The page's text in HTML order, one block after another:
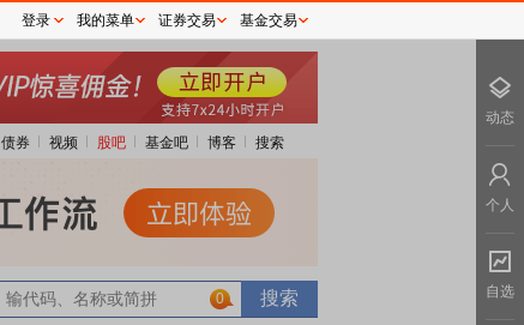
债券 视频 股吧 基金吧 博客 搜索
0
登录 我的菜单 证券交易 基金交易
动态
个人
自选